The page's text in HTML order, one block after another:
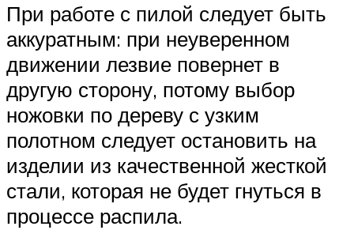
При работе с пилой следует быть
аккуратным: при неуверенном
движении лезвие повернет в
другую сторону, потому выбор
ножовки по дереву с узким
полотном следует остановить на
изделии из качественной жесткой
стали, которая не будет гнуться в
процессе распила.